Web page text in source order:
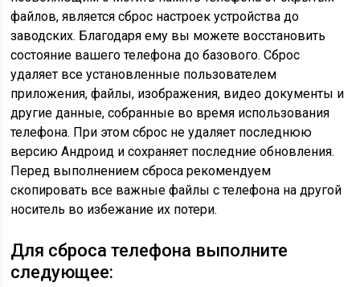
файлов, является сброс настроек устройства до
заводских. Благодаря ему вы можете восстановить
состояние вашего телефона до базового. Сброс
удаляет все установленные пользователем
приложения, файлы, изображения, видео документы и
другие данные, собранные во время использования
телефона. При этом сброс не удаляет последнюю
версию Андроид и сохраняет последние обновления.
Перед выполнением сброса рекомендуем
скопировать все важные файлы с телефона на другой
носитель во избежание их потери.
Для сброса телефона выполните
следующее: